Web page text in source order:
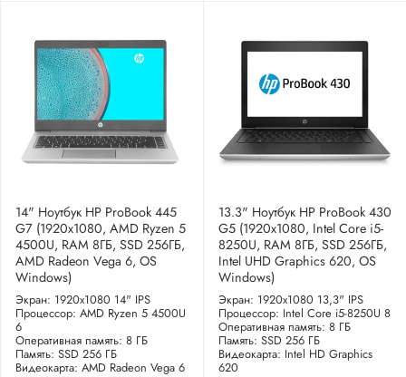
14" Ноутбук HP ProBook 445
G7 (1920x1080, AMD Ryzen 5
4500U, RAM 8ГБ, SSD 256ГБ,
AMD Radeon Vega 6, OS
Windows)
Экран: 1920x1080 14" IPS
Процессор: AMD Ryzen 5 4500U
6
Оперативная память: 8 ГБ
Память: SSD 256 ГБ
Видеокарта: AMD Radeon Vega 6
13.3" Ноутбук HP ProBook 430
G5 (1920x1080, Intel Core i5-
8250U, RAM 8ГБ, SSD 256ГБ,
Intel UHD Graphics 620, OS
Windows)
Экран: 1920x1080 13,3" IPS
Процессор: Intel Core i5-8250U 8
Оперативная память: 8 ГБ
Память: SSD 256 ГБ
Видеокарта: Intel HD Graphics
620